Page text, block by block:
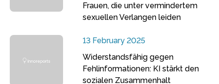
Frauen, die unter vermindertem
sexuellen Verlangen leiden
13 February 2025
Widerstandsfähig gegen
Fehlinformationen: KI stärkt den
sozialen Zusammenhalt